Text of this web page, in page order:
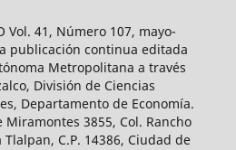
Vol. 41, Número 107, mayo-
publicación continua editada
Metropolitana a través
División de Ciencias
Departamento de Economía.
Miramontes 3855, Col. Rancho
C.P. 14386, Ciudad de